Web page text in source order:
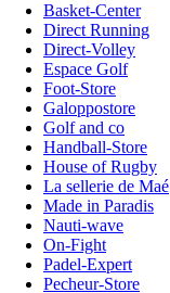
Basket-Center
Direct Running
Direct-Volley
Espace Golf
Foot-Store
Galoppostore
Golf and co
Handball-Store
House of Rugby
La sellerie de Maé
Made in Paradis
Nauti-wave
On-Fight
Padel-Expert
Pecheur-Store